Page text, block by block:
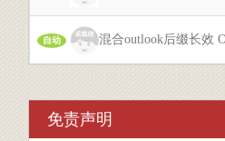
自动 混合outlook后缀长效
免责声明